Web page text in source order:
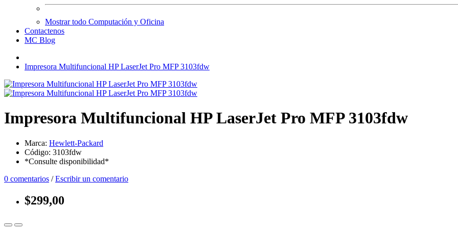
Mostrar todo Computación y Oficina
Contactenos
MC Blog
Impresora Multifuncional HP LaserJet Pro MFP 3103fdw
Impresora Multifuncional HP LaserJet Pro MFP 3103fdw
Marca: Hewlett-Packard
Código: 3103fdw
*Consulte disponibilidad*
0 comentarios /Escribir un comentario
$299,00